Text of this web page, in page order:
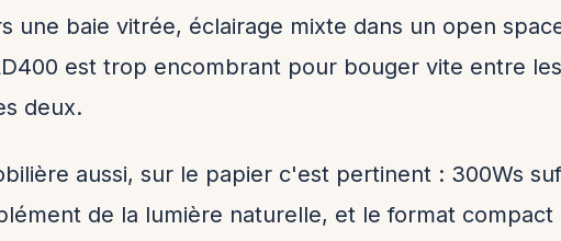
une baie vitrée, éclairage mixte dans un open
est trop encombrant pour bouger vite entre
deux.
aussi, sur le papier c'est pertinent : 300Ws
de la lumière naturelle, et le format